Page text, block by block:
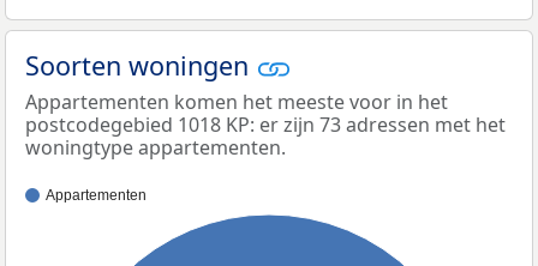
Soorten woningen
Appartementen komen het meeste voor in het
postcodegebied 1018 KP: er zijn 73 adressen met het
woningtype appartementen.
Appartementen